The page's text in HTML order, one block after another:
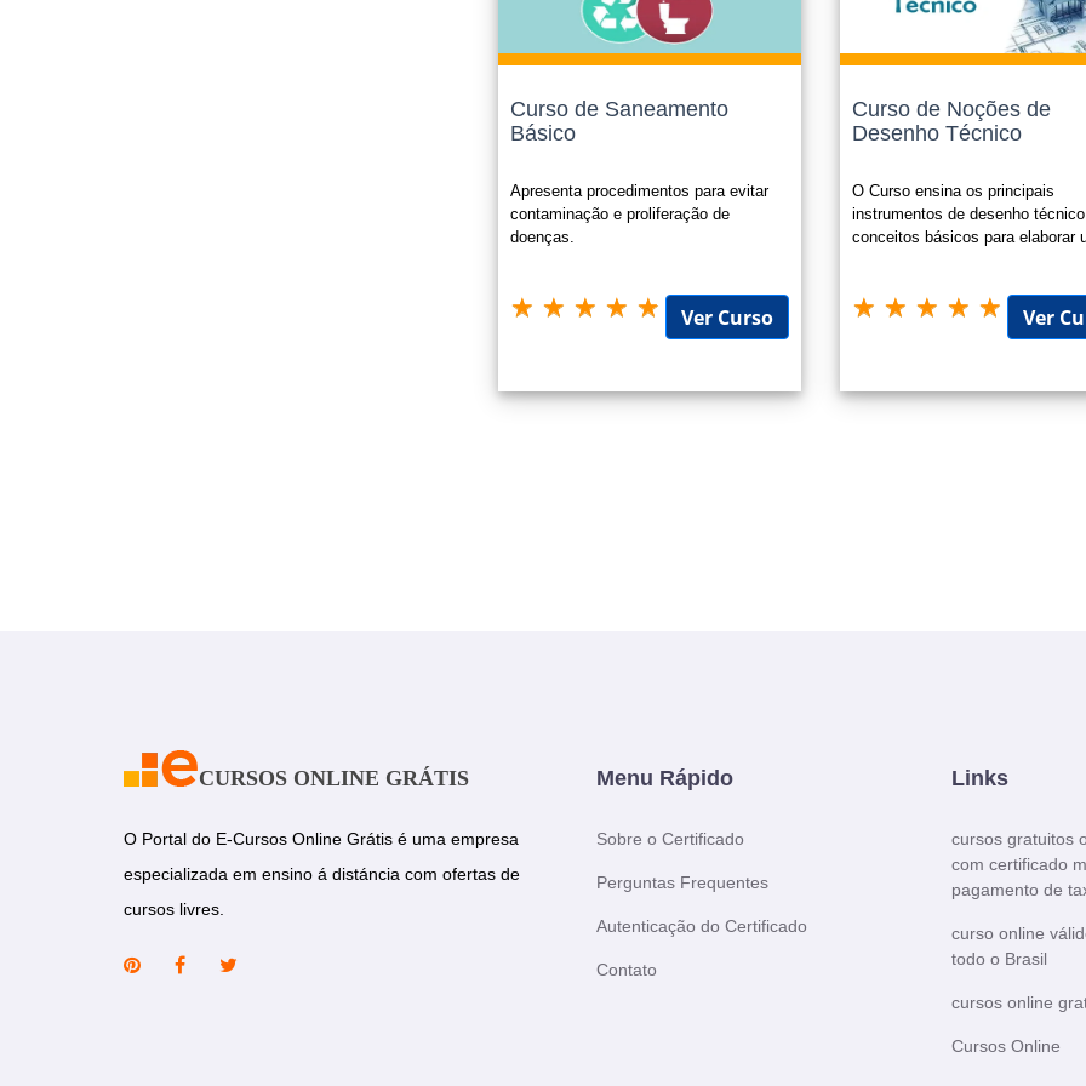
Progressão Funcional para Servidores Públicos;
Universitária (horas extracurriculares, atividades extracurriculares).
Confira sempre o edital ou legislação que o certificado será submetido, nos
O certificado é opcional e possui o valor de R$ 49,90 e o mesmo é enviado
Curso de Saneamento
Básico
Apresenta procedimentos para evitar
contaminação e proliferação de
doenças.
Ver Curso
Curso de Noções de
Desenho Técnico
O Curso ensina os principais
instrumentos de desenho
conceitos básicos para elaborar
Ver
CURSOS ONLINE GRÁTIS
O Portal do E-Cursos Online Grátis é uma empresa
especializada em ensino á distáncia com ofertas de
cursos livres.
Menu Rápido
Sobre o Certificado
Perguntas Frequentes
Autenticação do Certificado
Contato
Links
cursos gratuitos
com certificado
pagamento de
curso online
todo o Brasil
cursos online
Cursos Online